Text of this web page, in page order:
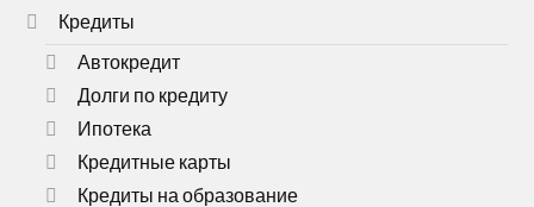
Кредиты
Автокредит
Долги по кредиту
Ипотека
Кредитные карты
Кредиты на образование